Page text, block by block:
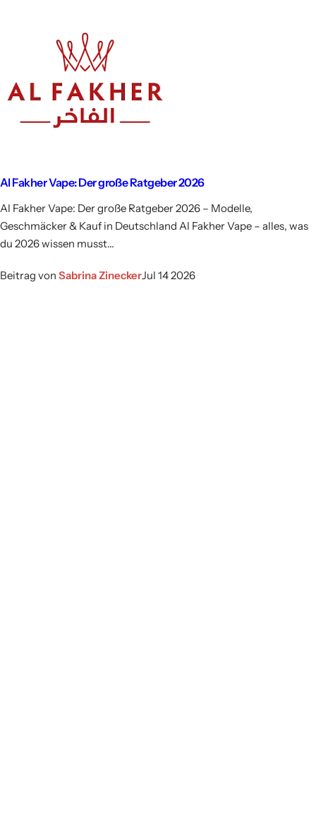
Al Fakher Vape: Der große Ratgeber 2026
Al Fakher Vape: Der große Ratgeber 2026 – Modelle,
Geschmäcker & Kauf in Deutschland Al Fakher Vape – alles, was
du 2026 wissen musst...
Beitrag von Sabrina ZineckerJul 14 2026